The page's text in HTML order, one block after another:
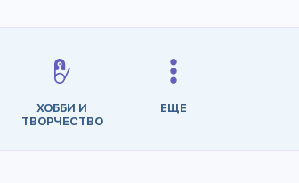
ХОББИ И
ТВОРЧЕСТВО
ЕЩЕ